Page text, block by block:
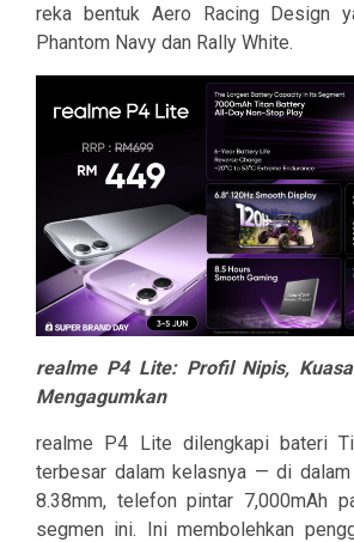
reka bentuk Aero Racing Design
Phantom Navy dan Rally White.
realme P4 Lite: Profil Nipis,
Mengagumkan
realme P4 Lite dilengkapi bateri
terbesar dalam kelasnya — di
8.38mm, telefon pintar 7,000mAh
segmen ini. Ini membolehkan